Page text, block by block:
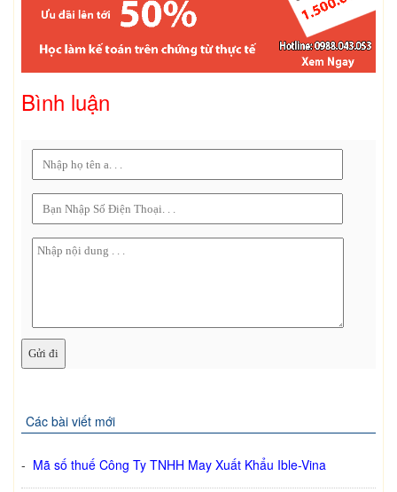
Bình luận
Các bài viết mới
- Mã số thuế Công Ty TNHH May Xuất Khẩu Ible-Vina